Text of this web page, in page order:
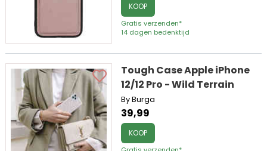
KOOP
Gratis verzenden*
14 dagen bedenktijd
Tough Case Apple iPhone
12/12 Pro - Wild Terrain
By Burga
39,99
KOOP